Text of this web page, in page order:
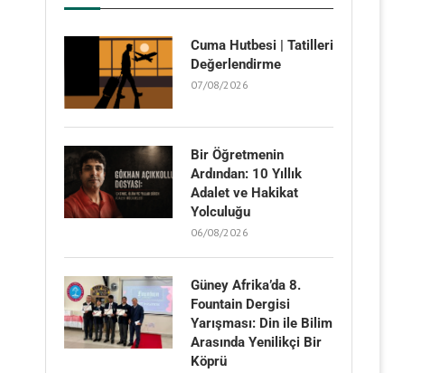
Cuma Hutbesi | Tatilleri
Değerlendirme
07/08/2026
Bir Öğretmenin
Ardından: 10 Yıllık
Adalet ve Hakikat
Yolculuğu
06/08/2026
Güney Afrika’da 8.
Fountain Dergisi
Yarışması: Din ile Bilim
Arasında Yenilikçi Bir
Köprü